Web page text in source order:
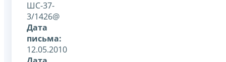
ШС-37-
3/1426@
Дата
письма:
12.05.2010